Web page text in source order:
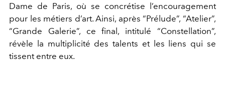
Dame de Paris, où se concrétise l’encouragement
pour les métiers d’art. Ainsi, après “Prélude”, “Atelier”,
“Grande Galerie”, ce final, intitulé “Constellation”,
révèle la multiplicité des talents et les liens qui se
tissent entre eux.